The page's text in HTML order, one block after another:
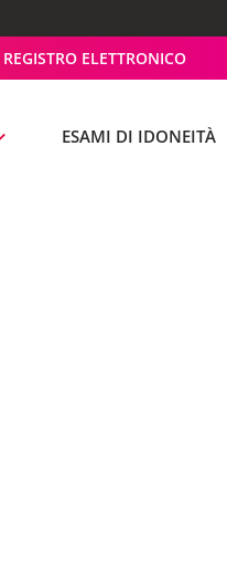
REGISTRO ELETTRONICO
ESAMI DI IDONEITÀ